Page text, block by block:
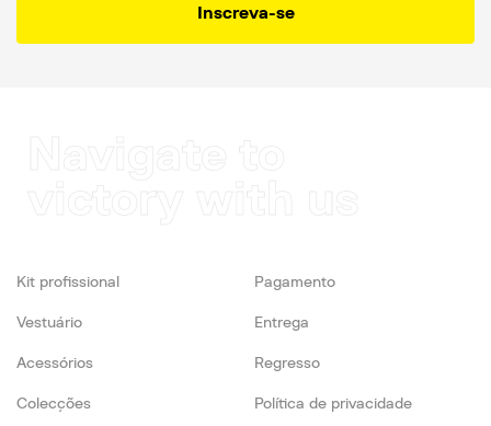
Inscreva-se
Kit profissional
Vestuário
Acessórios
Colecções
Pagamento
Entrega
Regresso
Política de privacidade